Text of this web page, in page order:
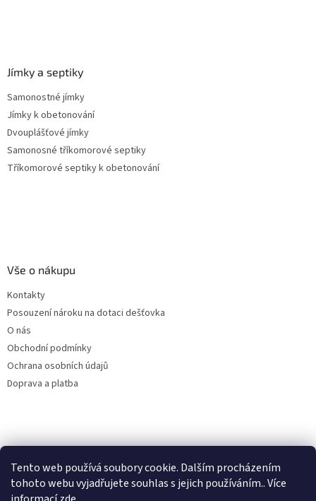
Tento web používá soubory cookie. Dalším procházením
tohoto webu vyjadřujete souhlas s jejich používáním.. Více
Jímky a septiky
Samonostné jímky
Jímky k obetonování
Dvouplášťové jímky
Samonosné tříkomorové septiky
Tříkomorové septiky k obetonování
Vše o nákupu
Kontakty
Posouzení nároku na dotaci dešťovka
O nás
Obchodní podmínky
Ochrana osobních údajů
Doprava a platba
Filtry dešťové vody
Online